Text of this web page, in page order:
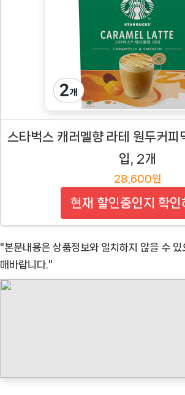
스타벅스 캐러멜향 라테 원두커
입, 2개
28,600원
현재 할인중인지 확인
"본문내용은 상품정보와 일치하지 않을 수
매바랍니다."